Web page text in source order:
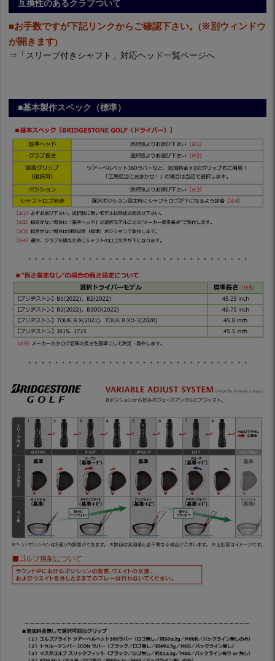
互換性のあるクラブついて
■お手数ですが下記リンクからご確認下さい。(※別ウィンドウ
が開きます)
⇒ 「スリーブ付きシャフト」対応ヘッド一覧ページへ
■基本製作スペック（標準）